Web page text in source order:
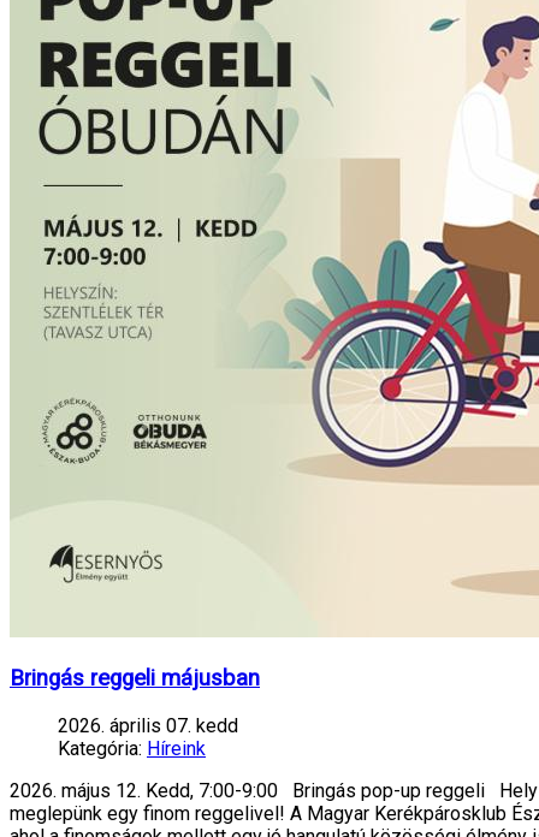
Bringás reggeli májusban
2026. április 07. kedd
Kategória: Híreink
2026. május 12. Kedd, 7:00-9:00 Bringás pop-up reggeli
meglepünk egy finom reggelivel! A Magyar Kerékpárosklub